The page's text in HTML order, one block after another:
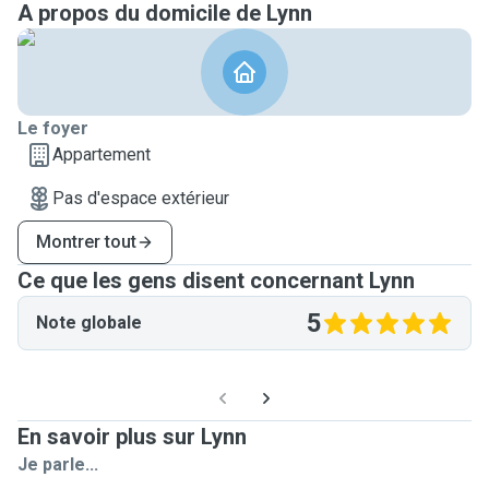
bin froh mit allen Tieren, auch Kleintieren. Wir hatten als
Kinder zwei Kaninchen, Schildkröten, Fische und eine Ratte.
Ich beantworte gerne weitere Fragen und würde mich sehr
freuen, von Ihnen zu hören und eventuell auf Ihre Tiere
aufpassen zu dürfen! Vielen Dank im Voraus. Liebe Grüße,
Lynn ✨️
A propos du domicile de Lynn
Le foyer
Appartement
Pas d'espace extérieur
Montrer tout
Ce que les gens disent concernant Lynn
Note globale 5
En savoir plus sur Lynn
Je parle...